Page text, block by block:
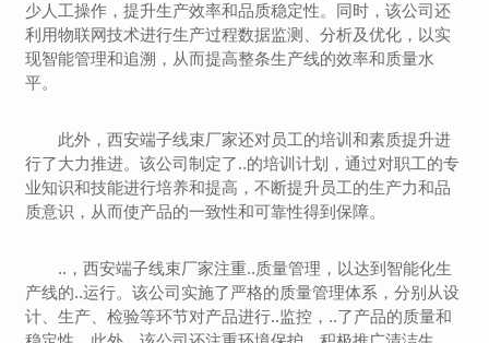
少人工操作，提升生产效率和品质稳定性。同时，该公司还
利用物联网技术进行生产过程数据监测、分析及优化，以实
现智能管理和追溯，从而提高整条生产线的效率和质量水
平。
此外，西安端子线束厂家还对员工的培训和素质提升进
行了大力推进。该公司制定了..的培训计划，通过对职工的专
业知识和技能进行培养和提高，不断提升员工的生产力和品
质意识，从而使产品的一致性和可靠性得到保障。
..，西安端子线束厂家注重..质量管理，以达到智能化生
产线的..运行。该公司实施了严格的质量管理体系，分别从设
计、生产、检验等环节对产品进行..监控，..了产品的质量和